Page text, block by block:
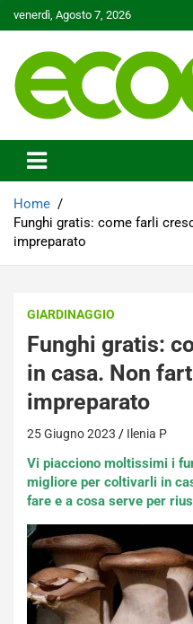
to
venerdì, Agosto 7, 2026
Ecoo.it
Home
Funghi gratis: come farli
impreparato
GIARDINAGGIO
Funghi gratis:
in casa. Non
impreparato
25 Giugno 2023 Ilenia P
Vi piacciono moltissimi i
migliore per coltivarli in
fare e a cosa serve per